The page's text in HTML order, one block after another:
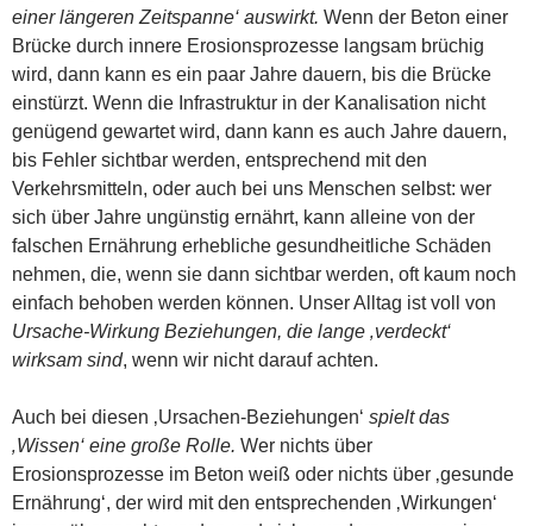
einer längeren Zeitspanne‘ auswirkt. Wenn der Beton einer
Brücke durch innere Erosionsprozesse langsam brüchig
wird, dann kann es ein paar Jahre dauern, bis die Brücke
einstürzt. Wenn die Infrastruktur in der Kanalisation nicht
genügend gewartet wird, dann kann es auch Jahre dauern,
bis Fehler sichtbar werden, entsprechend mit den
Verkehrsmitteln, oder auch bei uns Menschen selbst: wer
sich über Jahre ungünstig ernährt, kann alleine von der
falschen Ernährung erhebliche gesundheitliche Schäden
nehmen, die, wenn sie dann sichtbar werden, oft kaum noch
einfach behoben werden können. Unser Alltag ist voll von
Ursache-Wirkung Beziehungen, die lange ‚verdeckt‘
wirksam sind, wenn wir nicht darauf achten.
Auch bei diesen ‚Ursachen-Beziehungen‘ spielt das
‚Wissen‘ eine große Rolle. Wer nichts über
Erosionsprozesse im Beton weiß oder nichts über ‚gesunde
Ernährung‘, der wird mit den entsprechenden ‚Wirkungen‘